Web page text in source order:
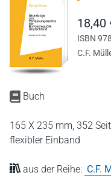
Buch
165 X 235 mm, 352
flexibler Einband
aus der Reihe: C.F.
18,40
ISBN
C.F.